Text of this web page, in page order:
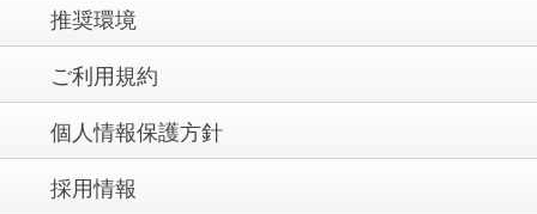
推奨環境
ご利用規約
個人情報保護方針
採用情報